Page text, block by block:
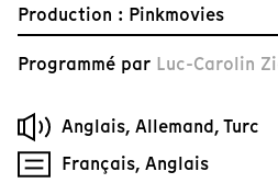
Production : Pinkmovies
Programmé par Luc-Carolin
Anglais, Allemand, Turc
Français, Anglais